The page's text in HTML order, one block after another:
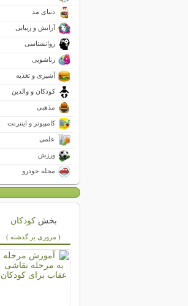
دنیای مد
آرایش و زیبایی
روانشناسی
زناشویی
آشپزی و تغذیه
کودکان و والدین
مذهبی
کامپیوتر و اینترنت
علمی
ورزش
مجله خودرو
بخش کودکان
( مروری بر گذشته )